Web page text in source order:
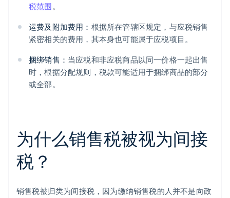
税范围。
运费及附加费用： 根据所在管辖区规定，与应税销售
紧密相关的费用，其本身也可能属于应税项目。
捆绑销售： 当应税和非应税商品以同一价格一起出售
时，根据分配规则，税款可能适用于捆绑商品的部分
或全部。
为什么销售税被视为间接
税？
销售税被归类为间接税，因为缴纳销售税的人并不是向政